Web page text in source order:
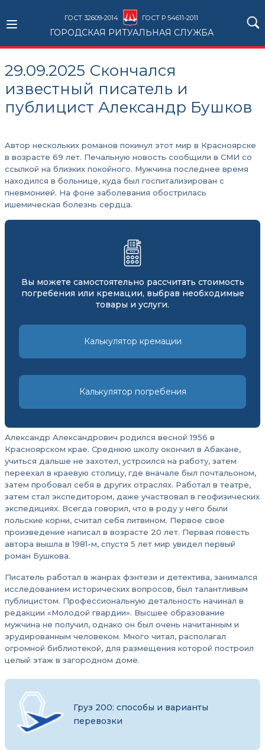
ГОСТ 32609-2014 ГОСТ Р 54611-2011
ГОРОДСКАЯ РИТУАЛЬНАЯ СЛУЖБА
29.09.2025 Скончался
известный писатель и
публицист Александр Бушков
Автор нескольких романов покинул этот мир в Красноярске
в возрасте 69 лет. Печальную новость сообщили в СМИ со
ссылкой на близких покойного. Мужчина последнее время
находился в больнице, куда был госпитализирован с
пневмонией. На фоне заболевания обострилась
ишемическая болезнь сердца.
Вы можете самостоятельно рассчитать стоимость
погребения или кремации, выбрав необходимые
товары и услуги.
Калькулятор кремации
Калькулятор погребения
Александр Александрович родился весной 1956 в
Красноярском крае. Среднюю школу окончил в Абакане,
учиться дальше не захотел, устроился на работу, затем
переехал в краевую столицу, где вначале был почтальоном,
затем пробовал себя в других отраслях. Работал в театре,
затем стал экспедитором, даже участвовал в геофизических
экспедициях. Всегда говорил, что в роду у него были
польские корни, считал себя литвином. Первое свое
произведение написал в возрасте 20 лет. Первая повесть
автора вышла в 1981-м, спустя 5 лет мир увидел первый
роман Бушкова.
Писатель работал в жанрах фэнтези и детектива, занимался
исследованием исторических вопросов, был талантливым
публицистом. Профессиональную детальность начинал в
редакции «Молодой гвардии». Высшее образование
мужчина не получил, однако он был очень начитанным и
эрудированным человеком. Много читал, располагал
огромной библиотекой, для размещения которой построил
целый этаж в загородном доме.
Груз 200: способы и варианты
перевозки